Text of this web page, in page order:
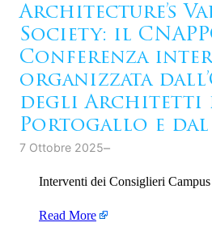
Architecture’s
Society: il
Conferenza
organizzata
degli Architetti
Portogallo e dal
7 Ottobre 2025–
Interventi dei Consiglieri
Read More